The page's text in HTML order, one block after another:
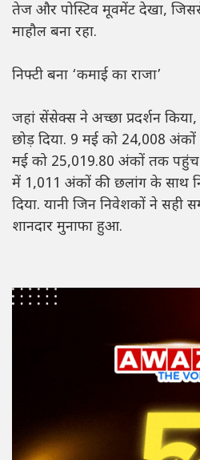
तेज और पोस्टिव मूवमेंट देखा,
माहौल बना रहा.
निफ्टी बना ‘कमाई का राजा’
जहां सेंसेक्स ने अच्छा प्रदर्शन
छोड़ दिया. 9 मई को 24,008 अंकों
मई को 25,019.80 अंकों तक पहुंच
में 1,011 अंकों की छलांग के साथ
दिया. यानी जिन निवेशकों ने सही
शानदार मुनाफा हुआ.